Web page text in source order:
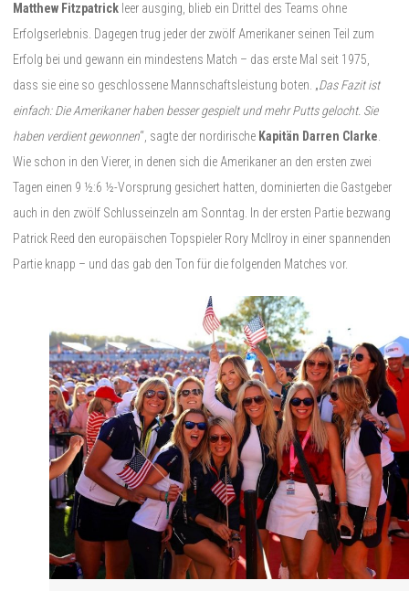
Matthew Fitzpatrick leer ausging, blieb ein Drittel des Teams ohne
Erfolgserlebnis. Dagegen trug jeder der zwölf Amerikaner seinen Teil zum
Erfolg bei und gewann ein mindestens Match – das erste Mal seit 1975,
dass sie eine so geschlossene Mannschaftsleistung boten. „Das Fazit ist
einfach: Die Amerikaner haben besser gespielt und mehr Putts gelocht. Sie
haben verdient gewonnen“, sagte der nordirische Kapitän Darren Clarke
Wie schon in den Vierer, in denen sich die Amerikaner an den ersten zwei
Tagen einen 9 ½:6 ½-Vorsprung gesichert hatten, dominierten die Gastgeber
auch in den zwölf Schlusseinzeln am Sonntag. In der ersten Partie bezwang
Patrick Reed den europäischen Topspieler Rory McIlroy in einer spannenden
Partie knapp – und das gab den Ton für die folgenden Matches vor.